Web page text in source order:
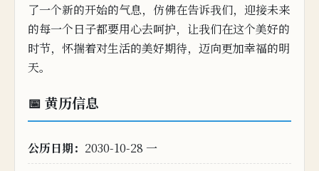
了一个新的开始的气息，仿佛在告诉我们，迎接未来
的每一个日子都要用心去呵护，让我们在这个美好的
时节，怀揣着对生活的美好期待，迈向更加幸福的明
天。
📅 黄历信息
公历日期： 2030-10-28 一